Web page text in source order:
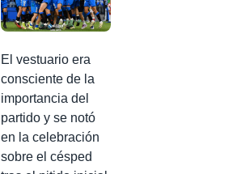
El vestuario era
consciente de la
importancia del
partido y se notó
en la celebración
sobre el césped